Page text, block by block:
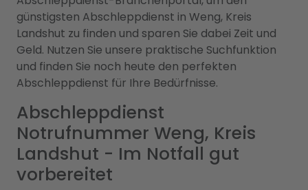
günstigsten Abschleppdienst in Weng, Kreis
Landshut zu finden und sparen Sie dabei Zeit und
Geld. Nutzen Sie unsere praktische Suchfunktion
und finden Sie noch heute den perfekten
Abschleppdienst für Ihre Bedürfnisse.
Abschleppdienst
Notrufnummer Weng, Kreis
Landshut - Im Notfall gut
vorbereitet